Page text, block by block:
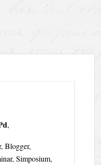
,
Blogger,
Simposium,